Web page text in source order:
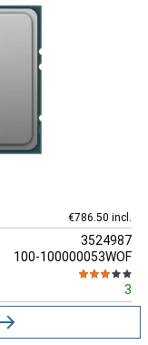
€786.50 incl.
3524987
100-100000053WOF
3